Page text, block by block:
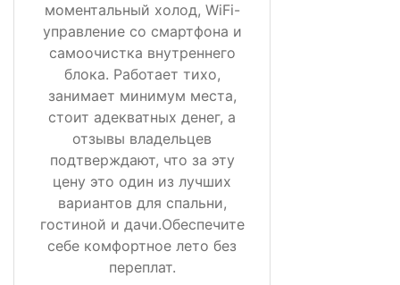
моментальный холод, WiFi-
управление со смартфона и
самоочистка внутреннего
блока. Работает тихо,
занимает минимум места,
стоит адекватных денег, а
отзывы владельцев
подтверждают, что за эту
цену это один из лучших
вариантов для спальни,
гостиной и дачи.Обеспечите
себе комфортное лето без
переплат.